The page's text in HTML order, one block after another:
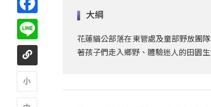
大綱
花蓮貓公部落在東管處及童部野放團
著孩子們走入鄉野、體驗迷人的田園